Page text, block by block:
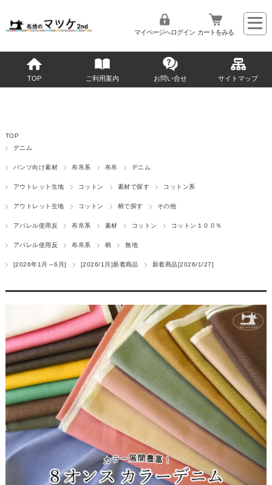
マイページへログイン カートをみる
TOP ご利用案内 お問い合せ サイトマップ
TOP
デニム
パンツ向け素材 布帛系 布帛 デニム
アウトレット生地 コットン 素材で探す コットン系
アウトレット生地 コットン 柄で探す その他
アパレル使用反 布帛系 素材 コットン コットン１００％
アパレル使用反 布帛系 柄 無地
[2026年1月～6月] [2026/1月]新着商品 新着商品[2026/1/27]